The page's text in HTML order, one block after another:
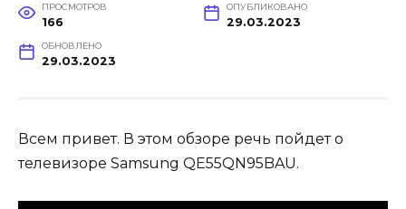
ПРОСМОТРОВ
166
ОПУБЛИКОВАНО
29.03.2023
ОБНОВЛЕНО
29.03.2023
Всем привет. В этом обзоре речь пойдет о
телевизоре Samsung QE55QN95BAU.